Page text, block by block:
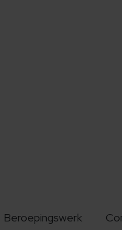
Beroepingswerk